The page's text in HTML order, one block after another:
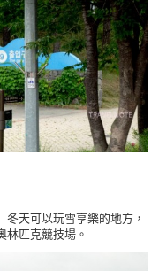
天可以玩雪享樂的地方，
林匹克競技場。